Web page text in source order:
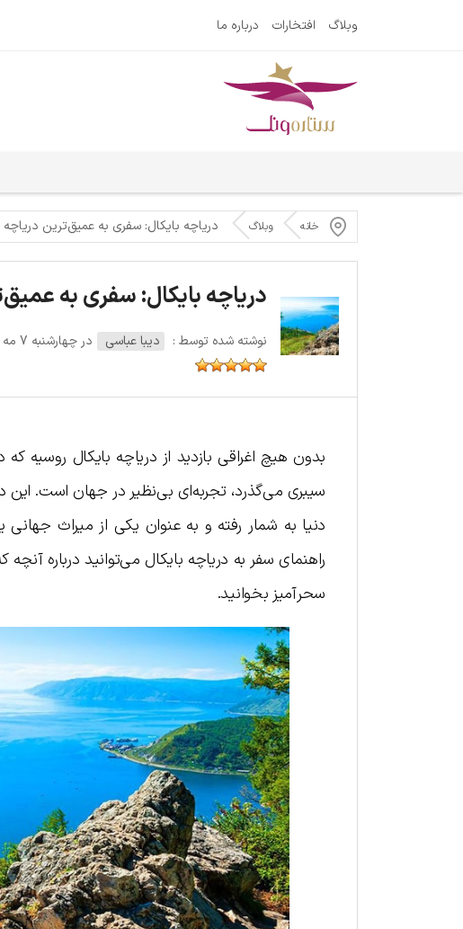
وبلاگ افتخارات درباره ما
خانه وبلاگ دریاچه بایکال: سفری به عمیق‌ترین
دریاچه بایکال: سفری به
نوشته شده توسط : دیبا عباسی در چهارشنبه 7 مه 2025
بدون هیچ اغراقی بازدید از دریاچه بایکال
دنیا به شمار رفته و به عنوان یکی از میراث
راهنمای سفر به در‌یا‌چه بایکال می‌توانید درباره
سحرآمیز بخوانید.